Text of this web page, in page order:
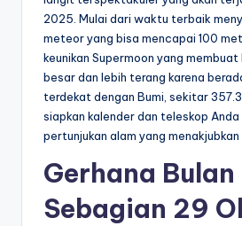
2025. Mulai dari waktu terbaik
meteor yang bisa mencapai 100
keunikan Supermoon yang
besar dan lebih terang karena
terdekat dengan Bumi, sekitar
siapkan kalender dan teleskop
pertunjukan alam yang menakjubkan
Gerhana Bulan
Sebagian 29